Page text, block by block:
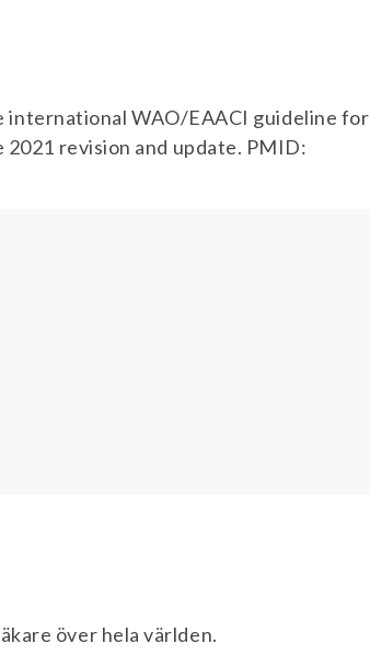
international WAO/EAACI guideline for
revision and update. PMID:
över hela världen.